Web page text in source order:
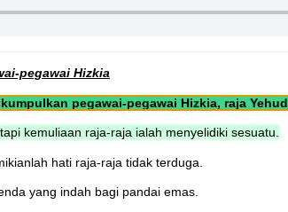
pegawai Hizkia
pegawai-pegawai Hizkia, raja
kemuliaan raja-raja ialah menyelidiki sesuatu.
hati raja-raja tidak terduga.
yang indah bagi pandai emas.